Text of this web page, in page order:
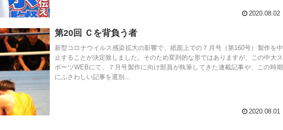
2020.08.02
第20回 Ｃを背負う者
新型コロナウイルス感染拡大の影響で、紙面上での７月号（第160号）製作を中
止することが決定致しました。そのため変則的な形ではありますが、この中大ス
ポーツWEBにて、７月号製作に向け部員が執筆してきた連載記事や、この時期
にふさわしい記事を選別...
2020.08.01